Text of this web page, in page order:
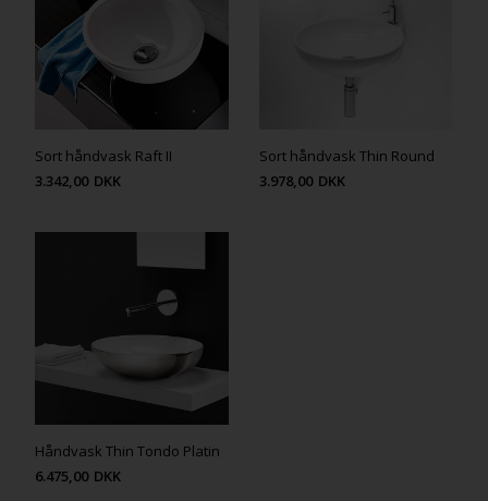
Sort håndvask Raft II
3.342,00 DKK
Sort håndvask Thin Round
3.978,00 DKK
Håndvask Thin Tondo Platin
6.475,00 DKK